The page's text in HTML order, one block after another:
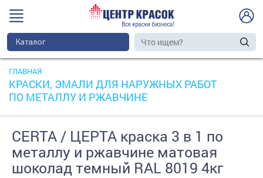
Каталог
ГЛАВНАЯ
КРАСКИ, ЭМАЛИ ДЛЯ НАРУЖНЫХ РАБОТ
ПО МЕТАЛЛУ И РЖАВЧИНЕ
CERTA / ЦЕРТА краска 3 в 1 по
металлу и ржавчине матовая
шоколад темный RAL 8019 4кг